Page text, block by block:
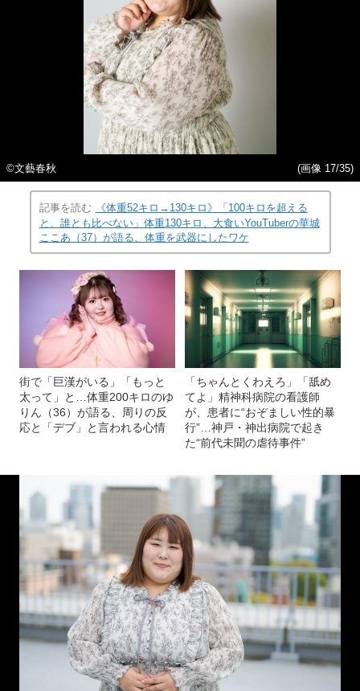
©︎文藝春秋 (画像 17/35)
記事を読む
《体重52キロ→130キロ》「100キロを超える
と、誰とも比べない」体重130キロ、大食いYouTuberの華城
ここあ（37）が語る、体重を武器にしたワケ
街で「巨漢がいる」「もっと
太って」と…体重200キロのゆ
りん（36）が語る、周りの反
応と「デブ」と言われる心情
「ちゃんとくわえろ」「舐め
てよ」精神科病院の看護師
が、患者に“おぞましい性的暴
行”…神戸・神出病院で起き
た“前代未聞の虐待事件”